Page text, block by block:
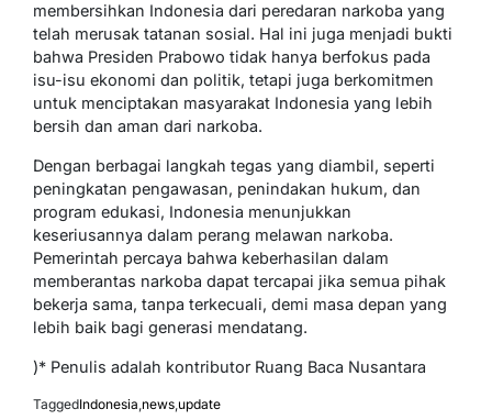
membersihkan Indonesia dari peredaran narkoba yang
telah merusak tatanan sosial. Hal ini juga menjadi bukti
bahwa Presiden Prabowo tidak hanya berfokus pada
isu-isu ekonomi dan politik, tetapi juga berkomitmen
untuk menciptakan masyarakat Indonesia yang lebih
bersih dan aman dari narkoba.
Dengan berbagai langkah tegas yang diambil, seperti
peningkatan pengawasan, penindakan hukum, dan
program edukasi, Indonesia menunjukkan
keseriusannya dalam perang melawan narkoba.
Pemerintah percaya bahwa keberhasilan dalam
memberantas narkoba dapat tercapai jika semua pihak
bekerja sama, tanpa terkecuali, demi masa depan yang
lebih baik bagi generasi mendatang.
)* Penulis adalah kontributor Ruang Baca Nusantara
TaggedIndonesia,news,update